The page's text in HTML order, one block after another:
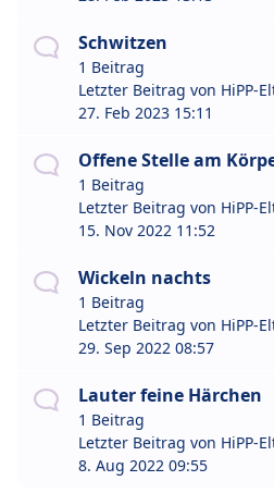
Schwitzen
1 Beitrag
Letzter Beitrag von HiPP-
27. Feb 2023 15:11
Offene Stelle am
1 Beitrag
Letzter Beitrag von HiPP-
15. Nov 2022 11:52
Wickeln nachts
1 Beitrag
Letzter Beitrag von HiPP-
29. Sep 2022 08:57
Lauter feine Härchen
1 Beitrag
Letzter Beitrag von HiPP-
8. Aug 2022 09:55